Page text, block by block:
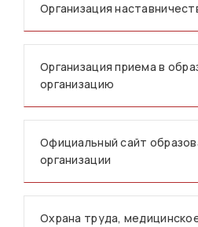
Организация
Организация приема в
организацию
Официальный сайт
организации
Охрана труда,